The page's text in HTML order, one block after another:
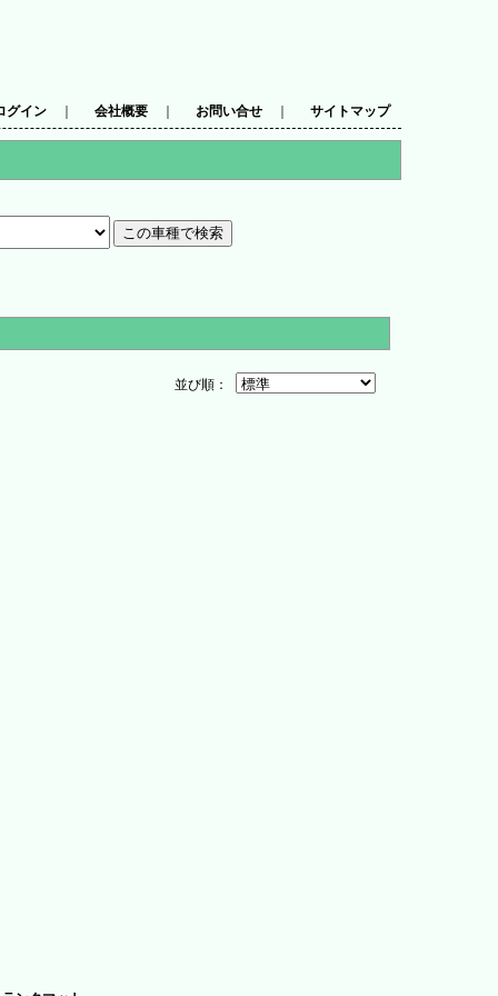
グイン 会社概要 お問い合せ サイトマップ
並び順：